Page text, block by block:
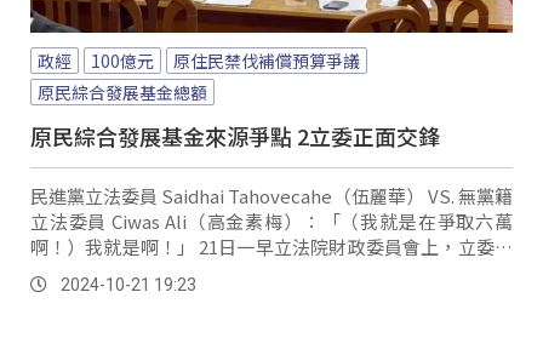
政經 100億元
原住民禁伐補償預算爭議
原民綜合發展基金總額
原民綜合發展基金來源爭點 2立委正面交鋒
民進黨立法委員 Saidhai Tahovecahe（伍麗華） VS. 無黨籍
立法委員 Ciwas Ali（高金素梅）：「（我就是在爭取六萬
啊！）我就是啊！」 21日一早立法院財政委員會上，立委高
金素梅跟伍麗華兩人正面交鋒，吵得不可開交。
2024-10-21 19:23